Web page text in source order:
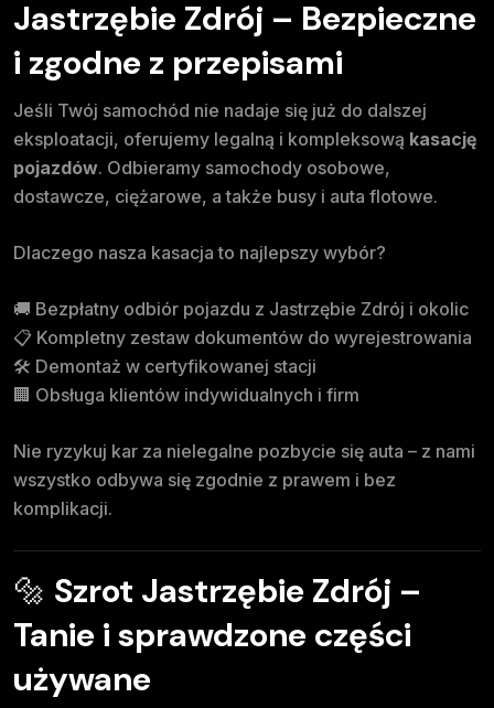
Jastrzębie Zdrój – Bezpieczne
i zgodne z przepisami
Jeśli Twój samochód nie nadaje się już do dalszej
eksploatacji, oferujemy legalną i kompleksową kasację
pojazdów. Odbieramy samochody osobowe,
dostawcze, ciężarowe, a także busy i auta flotowe.
Dlaczego nasza kasacja to najlepszy wybór?
🚚 Bezpłatny odbiór pojazdu z Jastrzębie Zdrój i okolic
📋 Kompletny zestaw dokumentów do wyrejestrowania
🛠️ Demontaż w certyfikowanej stacji
🏢 Obsługa klientów indywidualnych i firm
Nie ryzykuj kar za nielegalne pozbycie się auta – z nami
wszystko odbywa się zgodnie z prawem i bez
komplikacji.
🔩 Szrot Jastrzębie Zdrój –
Tanie i sprawdzone części
używane